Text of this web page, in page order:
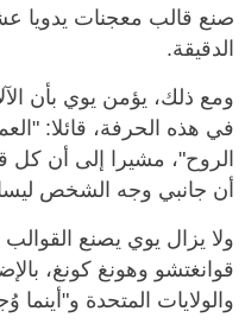
صنع قالب معجنات يدويا
الدقيقة.
ومع ذلك، يؤمن يوي بأن
في هذه الحرفة، قائلا:
الروح"، مشيرا إلى أن كل
أن جانبي وجه الشخص ليسا
ولا يزال يوي يصنع
قوانغتشو وهونغ كونغ،
والولايات المتحدة